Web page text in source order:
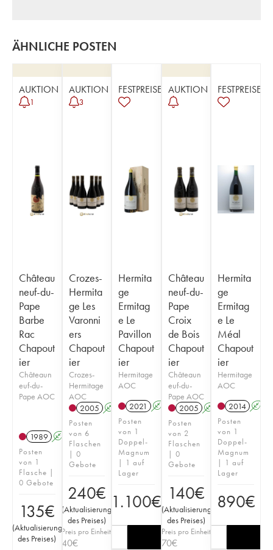
ÄHNLICHE POSTEN
AUKTION
1
Château
neuf-du-
Pape
Barbe
Rac
Chapout
ier
Châteaun
euf-du-
Pape AOC
1989 A
Posten
von 1
Flasche |
0 Gebote
135€
(Aktualisierung
des Preises)
AUKTION
3
Crozes-
Hermita
ge Les
Varonni
ers
Chapout
ier
Crozes-
Hermitage
AOC
2005 A T
Posten
von 6
Flaschen
| 0
Gebote
240€
(Aktualisierung
des Preises)
Preis pro Einheit
40€
FESTPREISE
Hermita
ge
Ermitag
e Le
Pavillon
Chapout
ier
Hermitage
AOC
2021
A T
Posten
von 1
Doppel-
Magnum
| 1 auf
Lager
1.100€
AUKTION
Château
neuf-du-
Pape
Croix
de Bois
Chapout
ier
Châteaun
euf-du-
Pape AOC
2005 A
Posten
von 2
Flaschen
| 0
Gebote
140€
(Aktualisierung
des Preises)
Preis pro Einheit
70€
FESTPREISE
Hermita
ge
Ermitag
e Le
Méal
Chapout
ier
Hermitage
AOC
2014 A
Posten
von 1
Doppel-
Magnum
| 1 auf
Lager
890€